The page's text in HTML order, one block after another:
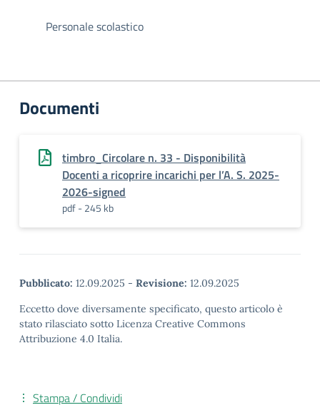
Personale scolastico
Documenti
timbro_Circolare n. 33 - Disponibilità
Docenti a ricoprire incarichi per l’A. S. 2025-
2026-signed
pdf - 245 kb
Pubblicato: 12.09.2025 - Revisione: 12.09.2025
Eccetto dove diversamente specificato, questo articolo è
stato rilasciato sotto Licenza Creative Commons
Attribuzione 4.0 Italia.
Stampa / Condividi